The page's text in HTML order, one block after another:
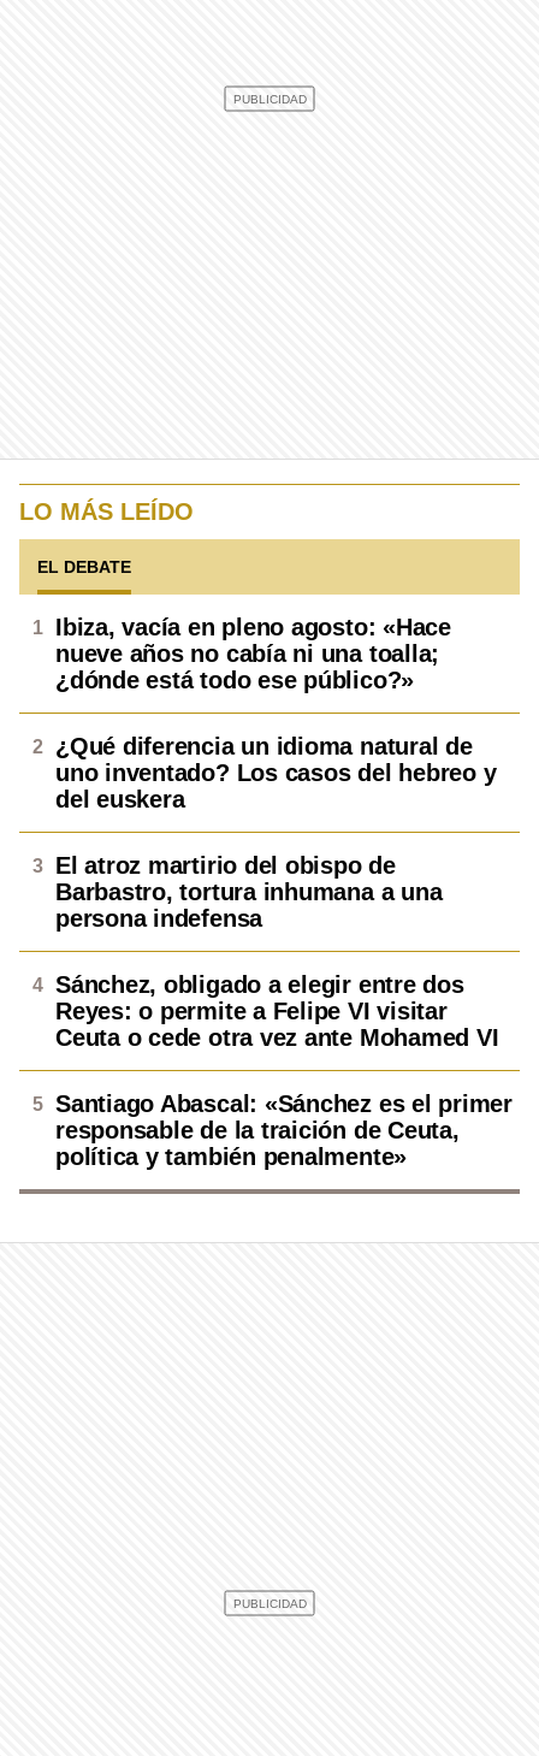
LO MÁS LEÍDO
EL DEBATE
Ibiza, vacía en pleno agosto: «Hace
nueve años no cabía ni una toalla;
¿dónde está todo ese público?»
¿Qué diferencia un idioma natural de
uno inventado? Los casos del hebreo y
del euskera
El atroz martirio del obispo de
Barbastro, tortura inhumana a una
persona indefensa
Sánchez, obligado a elegir entre dos
Reyes: o permite a Felipe VI visitar
Ceuta o cede otra vez ante Mohamed VI
Santiago Abascal: «Sánchez es el primer
responsable de la traición de Ceuta,
política y también penalmente»